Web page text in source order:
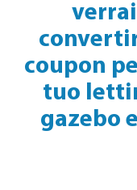
coupon
tuo
gazebo